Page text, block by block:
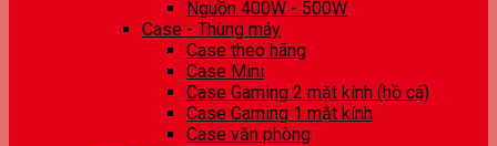
Nguồn 400W - 500W
Case - Thùng máy
Case theo hãng
Case Mini
Case Gaming 2 mặt kính (hồ cá)
Case Gaming 1 mặt kính
Case văn phòng